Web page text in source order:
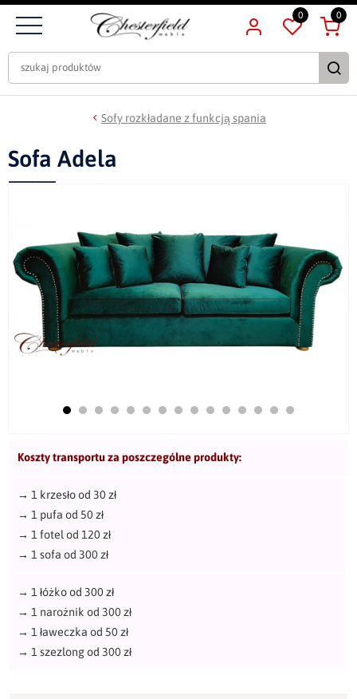
0 0
Sofy rozkładane z funkcją spania
Sofa Adela
Koszty transportu za poszczególne produkty:
→ 1 krzesło od 30 zł
→ 1 pufa od 50 zł
→ 1 fotel od 120 zł
→ 1 sofa od 300 zł
→ 1 łóżko od 300 zł
→ 1 narożnik od 300 zł
→ 1 ławeczka od 50 zł
→ 1 szezlong od 300 zł